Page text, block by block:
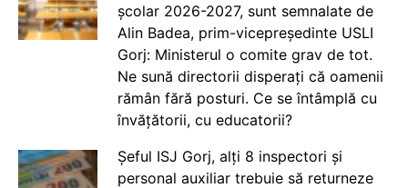
școlar 2026-2027, sunt semnalate de
Alin Badea, prim-vicepreședinte USLI
Gorj: Ministerul o comite grav de tot.
Ne sună directorii disperați că oamenii
rămân fără posturi. Ce se întâmplă cu
învățătorii, cu educatorii?
Șeful ISJ Gorj, alți 8 inspectori și
personal auxiliar trebuie să returneze